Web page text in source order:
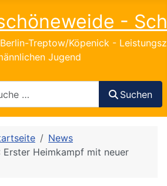
-
Treptow/Köpenick -
Jugend
Suchen
News
Erster Heimkampf mit neuer